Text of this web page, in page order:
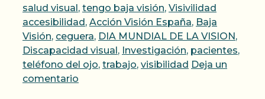
salud visual, tengo baja visión, Visivilidad
accesibilidad, Acción Visión España, Baja
Visión, ceguera, DIA MUNDIAL DE LA VISION,
Discapacidad visual, Investigación, pacientes,
teléfono del ojo, trabajo, visibilidad Deja un
comentario